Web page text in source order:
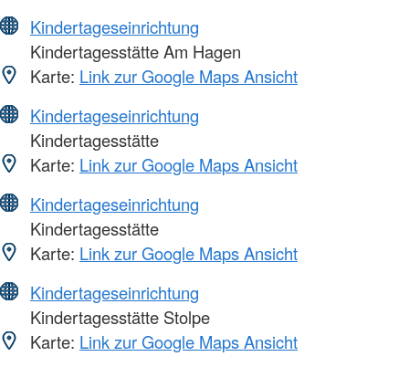
Kindertageseinrichtung
Kindertagesstätte Am Hagen
Karte: Link zur Google Maps Ansicht
Kindertageseinrichtung
Kindertagesstätte
Karte: Link zur Google Maps Ansicht
Kindertageseinrichtung
Kindertagesstätte
Karte: Link zur Google Maps Ansicht
Kindertageseinrichtung
Kindertagesstätte Stolpe
Karte: Link zur Google Maps Ansicht